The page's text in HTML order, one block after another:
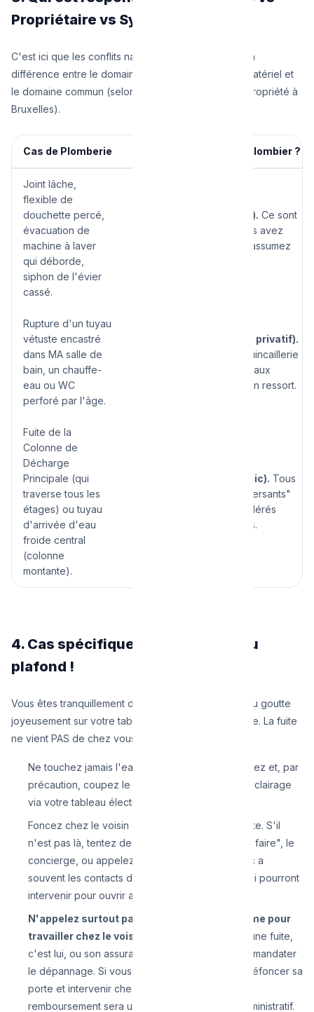
Propriétaire vs Syndic)
C'est ici que les conflits naissent. Il faut déterminer la
différence entre le domaine privatif locatif, privatif matériel et
le domaine commun (selon l'acte de base de la copropriété à
Bruxelles).
Cas de Plomberie Qui répare / qui paie le plombier ?
Joint lâche,
flexible de
douchette percé,
évacuation de
machine à laver
qui déborde,
siphon de l'évier
cassé.
Le Locataire (Occupant). Ce sont
de menus entretiens. Vous avez
mal vissé, c'est vous qui assumez
Rupture d'un tuyau
vétuste encastré
dans MA salle de
bain, un chauffe-
eau ou WC
perforé par l'âge.
Le Propriétaire (Bailleur privatif).
Le remplacement de la quincaillerie
lourde vétuste ou des tuyaux
cachés privatifs est de son ressort.
Fuite de la
Colonne de
Décharge
Principale (qui
traverse tous les
étages) ou tuyau
d'arrivée d'eau
froide central
(colonne
montante).
La Copropriété (Le Syndic). Tous
les tuyaux verticaux "traversants"
sont généralement considérés
comme parties communes.
4. Cas spécifique : La fuite vient du
plafond !
Vous êtes tranquillement dans votre salon et de l'eau goutte
joyeusement sur votre table basse via votre luminaire. La fuite
ne vient PAS de chez vous.
Ne touchez jamais l'eau autour d'un lustre. Reculez et, par
précaution, coupez le disjoncteur propre à cet éclairage
via votre tableau électrique.
Foncez chez le voisin du dessus. Tapez à la porte. S'il
n'est pas là, tentez de trouver un "homme à tout faire", le
concierge, ou appelez le gestionnaire (le Syndic a
souvent les contacts de tous les propriétaires qui pourront
intervenir pour ouvrir avec les secours).
N'appelez surtout pas un plombier vous-même pour
travailler chez le voisin absent !
Si le voisin a une fuite,
c'est lui, ou son assurance, ou le syndic qui doit mandater
le dépannage. Si vous payez le plombier pour défoncer sa
porte et intervenir chez votre voisin de palier, le
remboursement sera un véritable cauchemar administratif.